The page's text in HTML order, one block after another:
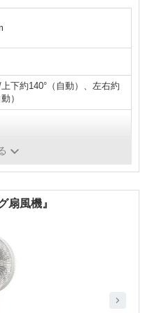
下約140°（自動）、左右約
）
あり）
扇風機』